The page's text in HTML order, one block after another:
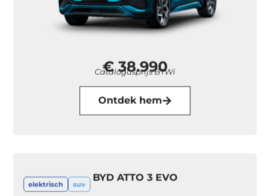
€ 38.990
Catalogusprijs BTWi
Ontdek hem
BYD ATTO 3 EVO
elektrisch suv